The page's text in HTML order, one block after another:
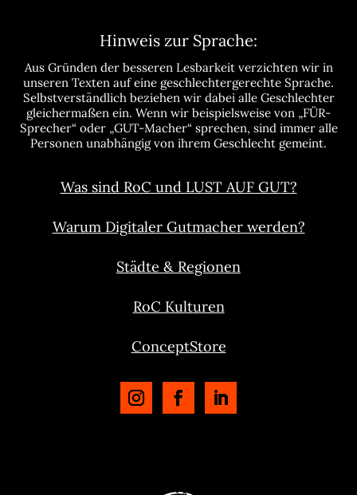
Hinweis zur Sprache:
Aus Gründen der besseren Lesbarkeit verzichten wir in
unseren Texten auf eine geschlechtergerechte Sprache.
Selbstverständlich beziehen wir dabei alle Geschlechter
gleichermaßen ein. Wenn wir beispielsweise von „FÜR-
Sprecher“ oder „GUT-Macher“ sprechen, sind immer alle
Personen unabhängig von ihrem Geschlecht gemeint.
Was sind RoC und LUST AUF GUT?
Warum Digitaler Gutmacher werden?
Städte & Regionen
RoC Kulturen
ConceptStore